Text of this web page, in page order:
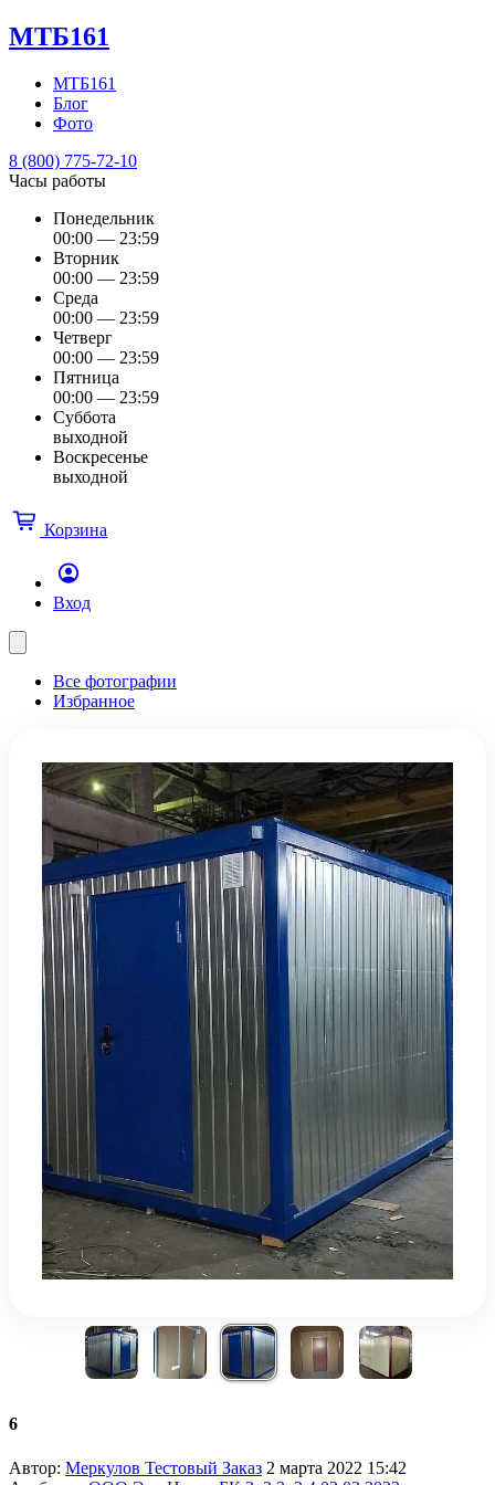
МТБ161
МТБ161
Блог
Фото
8 (800) 775-72-10
Часы работы
Понедельник
00:00 — 23:59
Вторник
00:00 — 23:59
Среда
00:00 — 23:59
Четверг
00:00 — 23:59
Пятница
00:00 — 23:59
Суббота
выходной
Воскресенье
выходной
Корзина
Вход
Все фотографии
Избранное
6
Автор: Меркулов Тестовый Заказ 2 марта 2022 15:42